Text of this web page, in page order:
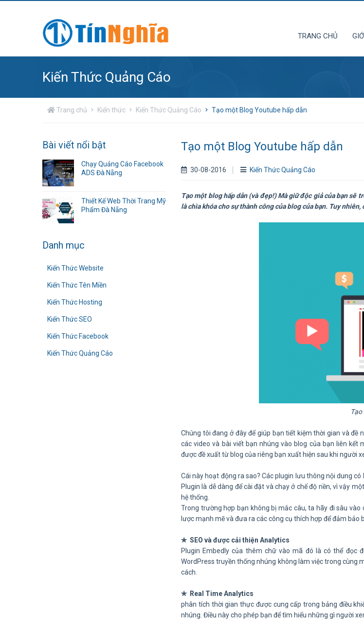
TRANG CHỦ
Kiến Thức Quảng Cáo
Trang chủ Kiến thức Kiến Thức Quảng Cáo Tạo một Blog Youtube hấp dẫn
Bài viết nổi bật
Chạy Quảng Cáo Facebook
ADS Đà Nẵng
Thiết Kế Web Thời Trang Mỹ
Phẩm Đà Nẵng
Danh mục
Kiến Thức Website
Kiến Thức Tên Miền
Kiến Thức Hosting
Kiến Thức SEO
Kiến Thức Facebook
Kiến Thức Quảng Cáo
Tạo một Blog Youtube hấp dẫn
30-08-2016 Kiến Thức Quảng Cáo
Tạo một blog hấp dẫn (và đẹp!) Mà giữ độc giả của bạn sẽ
là chìa khóa cho sự thành công của blog của bạn. Tuy
Chúng tôi đang ở đây để giúp bạn tiết kiệm thời gian và đề
các video và bài viết bạn nhúng vào blog của bạn liên kết
được đề xuất từ ​​blog của riêng bạn xuất hiện sau khi người
Cái này hoạt động ra sao? Các plugin lưu thông nội dung
Plugin là dễ dàng để cài đặt và chạy ở chế độ nền, vì vậy
hệ thống.
Trong trường hợp bạn không bị mắc câu, ta hãy đi sâu
lược mạnh mẽ và đưa ra các công cụ thích hợp để đảm
✯ SEO và được cải thiện Analytics
Plugin Embedly của thêm chữ vào mã đó là có thể đọc
WordPress truyền thống nhúng không làm việc trong cùng
cách.
✯ Real Time Analytics
phân tích thời gian thực được cung cấp trong bảng điều
nhúng. Điều này cho phép bạn để tìm hiểu những gì người